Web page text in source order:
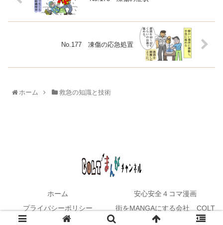
No.177 凍傷の応急処置
ホーム 救急の知識と技術
ホーム
安心安全４コマ漫画
プライバシーポリシー
街をMANGAにする会社 COLT